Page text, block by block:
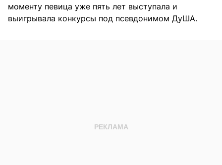
моменту певица уже пять лет выступала и
выигрывала конкурсы под псевдонимом ДуША.